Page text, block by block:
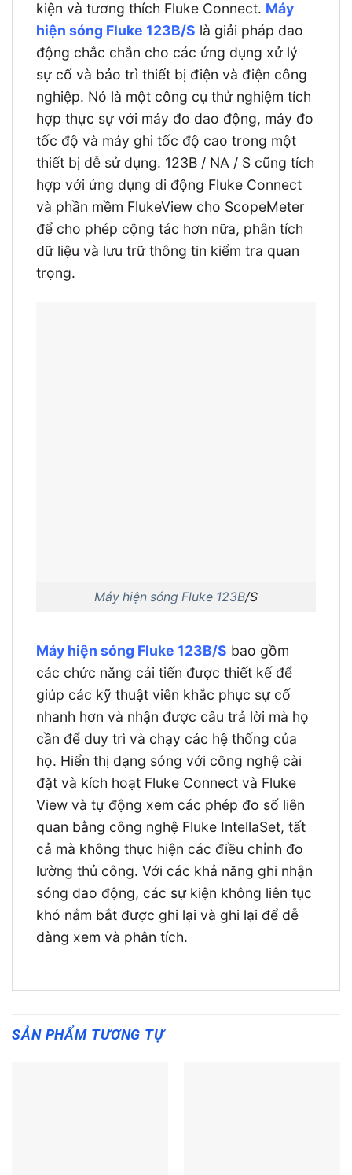
kiện và tương thích Fluke Connect. Máy
hiện sóng Fluke 123B/S là giải pháp dao
động chắc chắn cho các ứng dụng xử lý
sự cố và bảo trì thiết bị điện và điện công
nghiệp. Nó là một công cụ thử nghiệm tích
hợp thực sự với máy đo dao động, máy đo
tốc độ và máy ghi tốc độ cao trong một
thiết bị dễ sử dụng. 123B / NA / S cũng tích
hợp với ứng dụng di động Fluke Connect
và phần mềm FlukeView cho ScopeMeter
để cho phép cộng tác hơn nữa, phân tích
dữ liệu và lưu trữ thông tin kiểm tra quan
trọng.
Máy hiện sóng Fluke 123B/S
Máy hiện sóng Fluke 123B/S bao gồm
các chức năng cải tiến được thiết kế để
giúp các kỹ thuật viên khắc phục sự cố
nhanh hơn và nhận được câu trả lời mà họ
cần để duy trì và chạy các hệ thống của
họ. Hiển thị dạng sóng với công nghệ cài
đặt và kích hoạt Fluke Connect và Fluke
View và tự động xem các phép đo số liên
quan bằng công nghệ Fluke IntellaSet, tất
cả mà không thực hiện các điều chỉnh đo
lường thủ công. Với các khả năng ghi nhận
sóng dao động, các sự kiện không liên tục
khó nắm bắt được ghi lại và ghi lại để dễ
dàng xem và phân tích.
SẢN PHẨM TƯƠNG TỰ